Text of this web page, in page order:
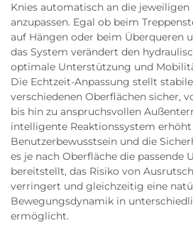
Knies automatisch an die
anzupassen. Egal ob beim
auf Hängen oder beim Überqueren
das System verändert den
optimale Unterstützung und
Die Echtzeit-Anpassung stellt
verschiedenen Oberflächen sicher,
bis hin zu anspruchsvollen
intelligente Reaktionssystem erhöht
Benutzerbewusstsein und die
es je nach Oberfläche die passende
bereitstellt, das Risiko von
verringert und gleichzeitig eine
Bewegungsdynamik in
ermöglicht.